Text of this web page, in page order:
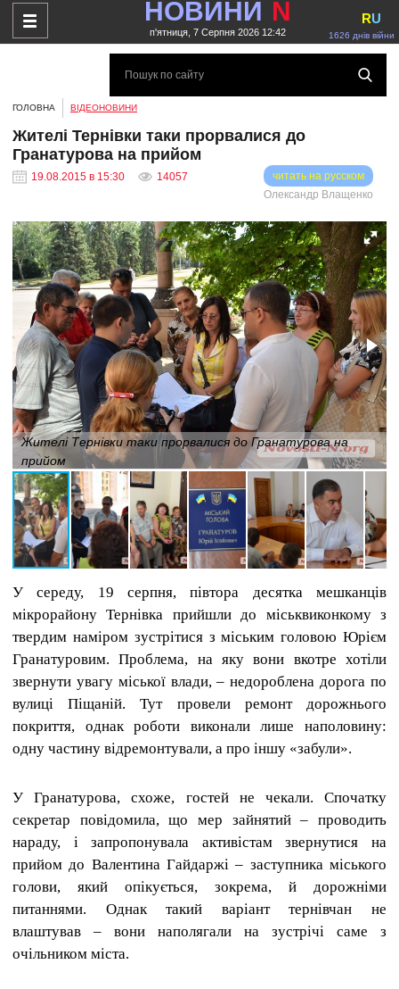
НОВИНИ N
п'ятниця, 7 Серпня 2026 12:42 1626 днів війни
RU
ГОЛОВНА ВІДЕОНОВИНИ
Жителі Тернівки таки прорвалися до
Гранатурова на прийом
19.08.2015 в 15:30 14057
читать на русском
Олександр Влащенко
Жителі Тернівки таки прорвалися до Гранатурова на
прийом
У середу, 19 серпня, півтора десятка мешканців
мікрорайону Тернівка прийшли до міськвиконкому з
твердим наміром зустрітися з міським головою Юрієм
Гранатуровим. Проблема, на яку вони вкотре хотіли
звернути увагу міської влади, – недороблена дорога по
вулиці Піщаній. Тут провели ремонт дорожнього
покриття, однак роботи виконали лише наполовину:
одну частину відремонтували, а про іншу «забули».
У Гранатурова, схоже, гостей не чекали. Спочатку
секретар повідомила, що мер зайнятий – проводить
нараду, і запропонувала активістам звернутися на
прийом до Валентина Гайдаржі – заступника міського
голови, який опікується, зокрема, й дорожніми
питаннями. Однак такий варіант тернівчан не
влаштував – вони наполягали на зустрічі саме з
очільником міста.